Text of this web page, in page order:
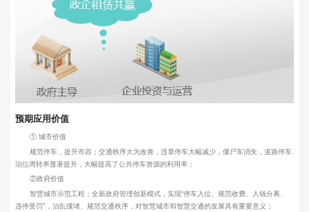
预期应用价值
① 城市价值
规范停车，提升市容；交通秩序大为改善，违章停车大幅减少，僵尸车消失，道路停车
泊位周转率显著提升，大幅提高了公共停车资源的利用率；
②政府价值
智慧城市示范工程；全新政府管理创新模式，实现“停车入位、规范收费、人钱分离、
违停受罚"，治乱缓堵、规范交通秩序，对智慧城市和智慧交通的发展具有重要意义；